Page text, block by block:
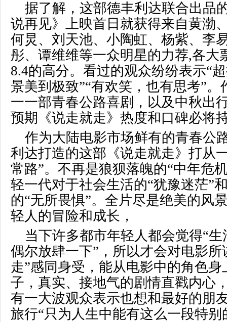
据了解，这部德丰利达联合出品
说再见》上映首日就获得来自黄渤
何炅、刘天池、小陶虹、杨紫、李
彤、谭维维等一众明星的力荐,各大
8.4的高分。看过的观众纷纷表示“
景美到极致”“有欢笑，也有思考”。
一一部青春公路喜剧，以及中秋出
预期《说走就走》热度和口碑必将
作为大陆电影市场鲜有的青春公
利达打造的这部《说走就走》打从
常路”。不再是狼狈落魄的“中年危
轻一代对于社会生活的“犹豫迷茫”
的“无所畏惧”。全片尽是绝美的风
轻人的冒险和成长，
当下许多都市年轻人都会觉得“
偶尔放肆一下”，所以才会对电影所
走”感同身受，能从电影中的角色
子，真实、接地气的剧情直戳内心
有一大波观众表示也想和最好的朋
旅行“只为人生中能有这么一段特别